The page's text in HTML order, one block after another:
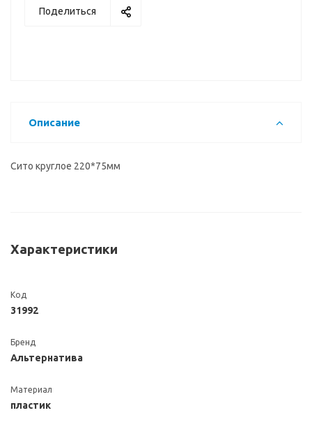
Поделиться
Описание
Сито круглое 220*75мм
Характеристики
Код
31992
Бренд
Альтернатива
Материал
пластик